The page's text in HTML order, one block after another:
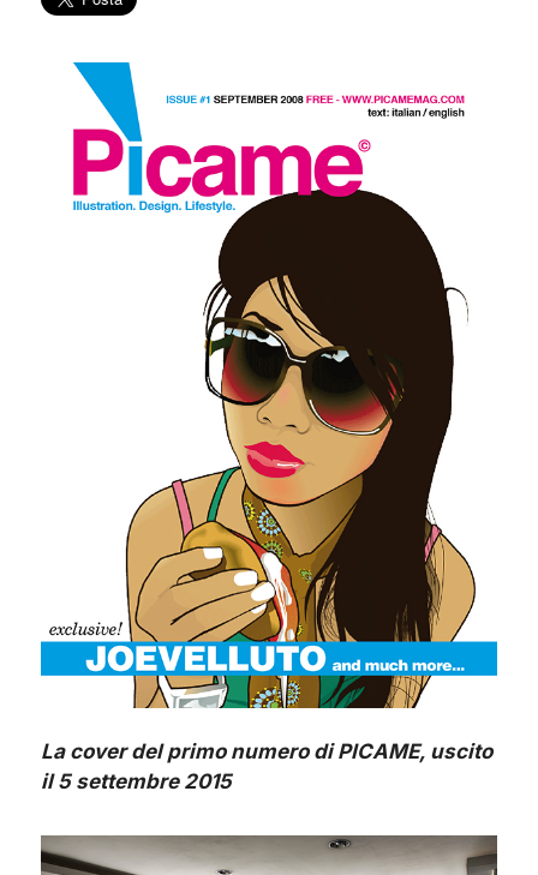
La cover del primo numero di PICAME, uscito
il 5 settembre 2015